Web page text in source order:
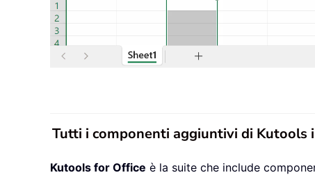
Tutti i componenti aggiuntivi di Kutools
Kutools for Office è la suite che include